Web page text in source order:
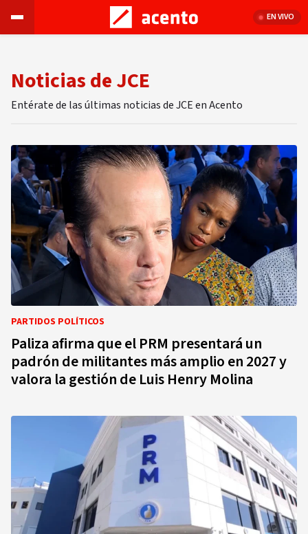
EN VIVO
Noticias de JCE
Entérate de las últimas noticias de JCE en Acento
PARTIDOS POLÍTICOS
Paliza afirma que el PRM presentará un
padrón de militantes más amplio en 2027 y
valora la gestión de Luis Henry Molina